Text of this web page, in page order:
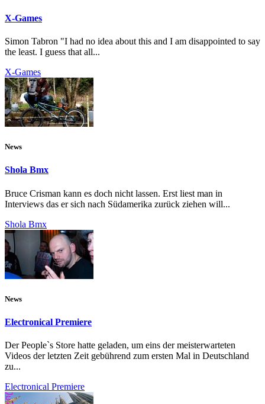
X-Games
Simon Tabron "I had no idea about this and I am disappointed to say
the least. I guess that all...
X-Games
News
Shola Bmx
Bruce Crisman kann es doch nicht lassen. Erst liest man in
Interviews das er sich nach Südamerika zurück ziehen will...
Shola Bmx
News
Electronical Premiere
Der People`s Store hatte geladen, um eins der meisterwarteten
Videos der letzten Zeit gebührend zum ersten Mal in Deutschland
zu...
Electronical Premiere